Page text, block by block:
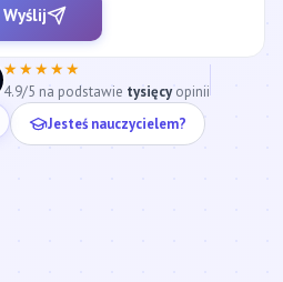
Wyślij
★★★★★
4.9/5 na podstawie tysięcyopinii
Jesteś nauczycielem?